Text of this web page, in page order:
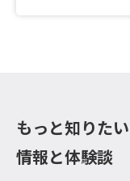
もっと知りた
情報と体験談